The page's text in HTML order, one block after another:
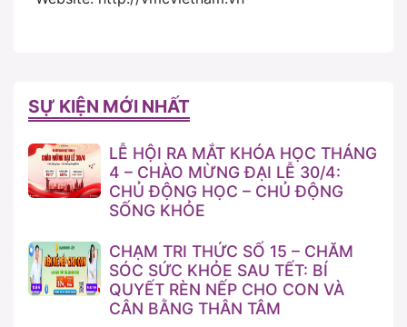
SỰ KIỆN MỚI NHẤT
LỄ HỘI RA MẮT KHÓA HỌC THÁNG
4 – CHÀO MỪNG ĐẠI LỄ 30/4:
CHỦ ĐỘNG HỌC – CHỦ ĐỘNG
SỐNG KHỎE
CHẠM TRI THỨC SỐ 15 – CHĂM
SÓC SỨC KHỎE SAU TẾT: BÍ
QUYẾT RÈN NẾP CHO CON VÀ
CÂN BẰNG THÂN TÂM